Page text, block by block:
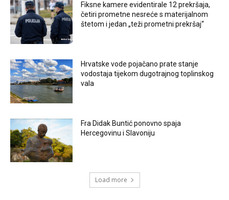
Fiksne kamere evidentirale 12 prekršaja,
četiri prometne nesreće s materijalnom
štetom i jedan „teži prometni prekršaj“
Hrvatske vode pojačano prate stanje
vodostaja tijekom dugotrajnog toplinskog
vala
Fra Didak Buntić ponovno spaja
Hercegovinu i Slavoniju
Load more